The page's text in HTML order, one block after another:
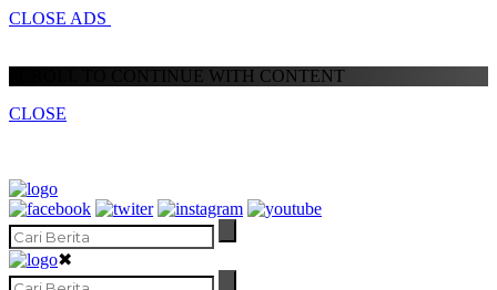
CLOSE ADS
SCROLL TO CONTINUE WITH CONTENT
CLOSE
✖